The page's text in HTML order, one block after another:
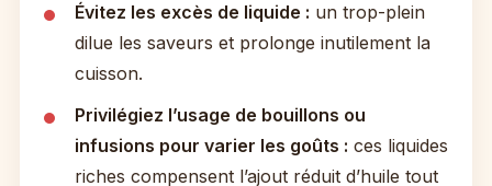
Évitez les excès de liquide : un trop-plein
dilue les saveurs et prolonge inutilement la
cuisson.
Privilégiez l’usage de bouillons ou
infusions pour varier les goûts : ces liquides
riches compensent l’ajout réduit d’huile tout